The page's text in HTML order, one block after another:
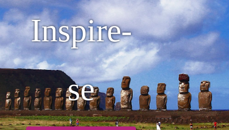
Inspire-
se